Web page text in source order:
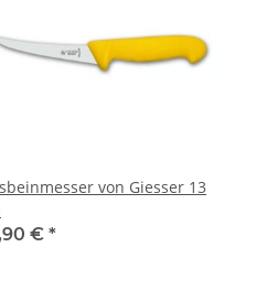
von Giesser 13
€ *